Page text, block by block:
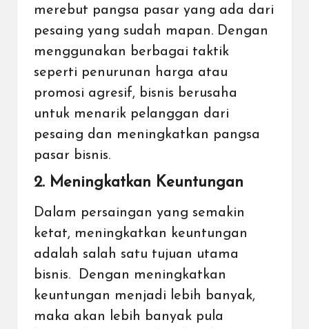
merebut pangsa pasar yang ada dari
pesaing yang sudah mapan. Dengan
menggunakan berbagai taktik
seperti penurunan harga atau
promosi agresif, bisnis berusaha
untuk menarik pelanggan dari
pesaing dan meningkatkan pangsa
pasar bisnis.
2. Meningkatkan Keuntungan
Dalam persaingan yang semakin
ketat, meningkatkan keuntungan
adalah salah satu tujuan utama
bisnis. Dengan meningkatkan
keuntungan menjadi lebih banyak,
maka akan lebih banyak pula